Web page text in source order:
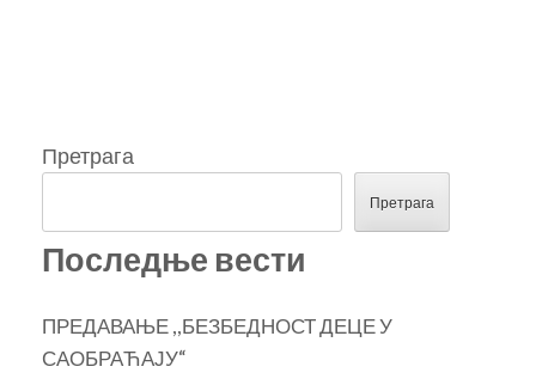
Претрага
Претрага
Последње вести
ПРЕДАВАЊЕ ,,БЕЗБЕДНОСТ ДЕЦЕ У
САОБРАЋАЈУ“